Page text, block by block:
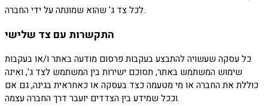
לכל צד ג' שהוא שמונתה על ידי החברה.
התקשרות עם צד שלישי
כל עסקה שעשויה להתבצע בעקבות פרסום מודעה באתר ו/או בעקבות
שימוש המשתמש באתר, תסוכם ישירות בין המשתמש לצד ג', ואינה
כוללת את החברה או מי מטעמה כצד בעסקה או כאחראית בגינה, גם אם
וככל שמידע בין הצדדים יועבר דרך החברה עצמה.